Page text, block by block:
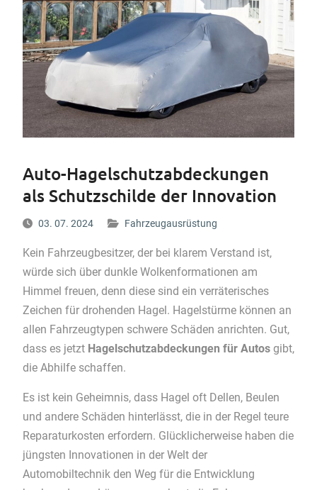
Auto-Hagelschutzabdeckungen
als Schutzschilde der Innovation
03. 07. 2024 Fahrzeugausrüstung
Kein Fahrzeugbesitzer, der bei klarem Verstand ist,
würde sich über dunkle Wolkenformationen am
Himmel freuen, denn diese sind ein verräterisches
Zeichen für drohenden Hagel. Hagelstürme können an
allen Fahrzeugtypen schwere Schäden anrichten. Gut,
dass es jetzt Hagelschutzabdeckungen für Autos gibt,
die Abhilfe schaffen.
Es ist kein Geheimnis, dass Hagel oft Dellen, Beulen
und andere Schäden hinterlässt, die in der Regel teure
Reparaturkosten erfordern. Glücklicherweise haben die
jüngsten Innovationen in der Welt der
Automobiltechnik den Weg für die Entwicklung